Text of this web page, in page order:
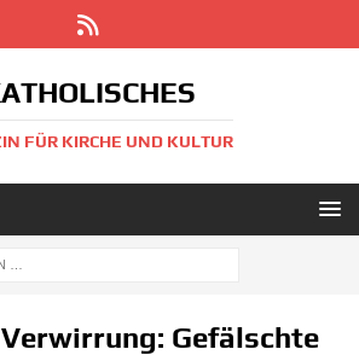
FÜR KIRCHE UND KULTUR
Gefälschte